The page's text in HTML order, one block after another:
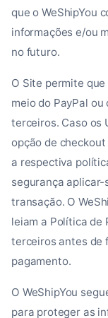
que o WeShipYou
informações e/ou
no futuro.
O Site permite
meio do PayPal
terceiros. Caso os
opção de
a respectiva
segurança
transação. O
leiam a Política de
terceiros antes de
pagamento.
O WeShipYou
para proteger as